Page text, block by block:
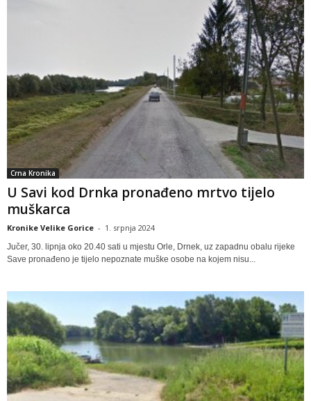
Crna Kronika
U Savi kod Drnka pronađeno mrtvo tijelo
muškarca
Kronike Velike Gorice - 1. srpnja 2024
Jučer, 30. lipnja oko 20.40 sati u mjestu Orle, Drnek, uz zapadnu obalu rijeke
Save pronađeno je tijelo nepoznate muške osobe na kojem nisu...